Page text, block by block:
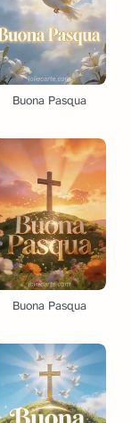
Buona Pasqua
Buona Pasqua